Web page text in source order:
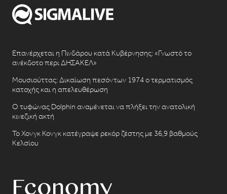
Επανέρχεται η Πινδάρου κατά Κυβέρνησης: «Γνωστό το
ανέκδοτο περι ΔΗΣΑΚΕΛ»
Μουσιούττας: Δικαίωση πεσόντων 1974 ο τερματισμός
κατοχής και η απελευθέρωση
Ο τυφώνας Dolphin αναμένεται να πλήξει την ανατολική
κινεζική ακτή
Το Χονγκ Κονγκ κατέγραψε ρεκόρ ζέστης με 36,9 βαθμούς
Κελσίου